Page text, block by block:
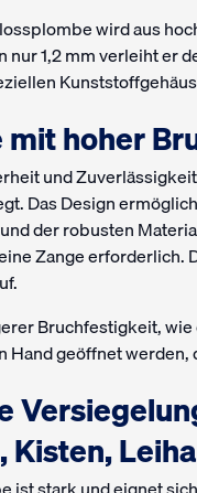
wird aus
1,2 mm verleiht er
hoher
und
Das Design
der robusten
Zange erforderlich.
Bruchfestigkeit, wie
Hand geöffnet
Kisten,